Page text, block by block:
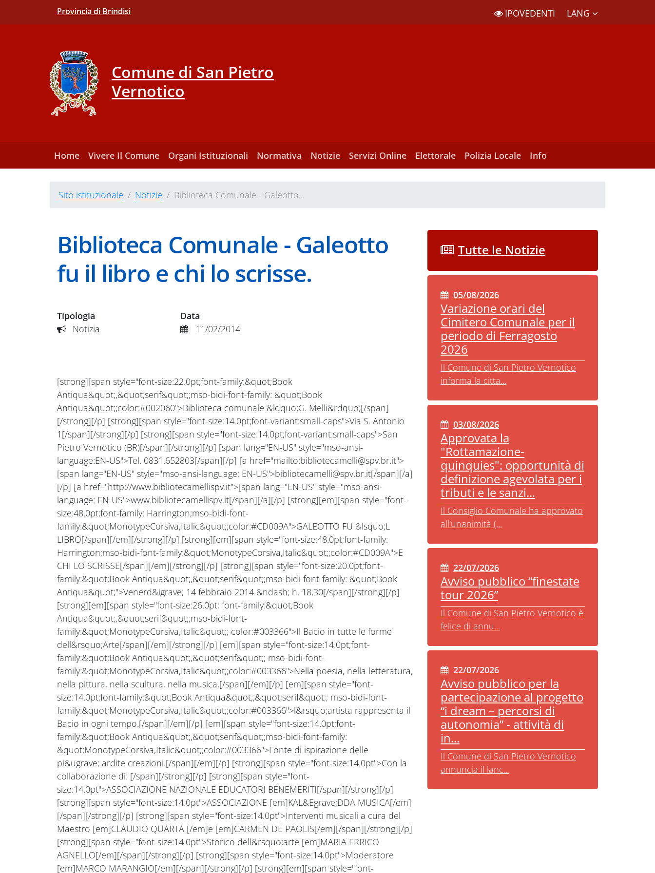
Provincia di Brindisi IPOVEDENTI LANG
Comune di San Pietro
Vernotico
Home Vivere Il Comune Organi Istituzionali Normativa Notizie Servizi Online Elettorale Polizia Locale Info
Sito istituzionale Notizie Biblioteca Comunale - Galeotto...
Biblioteca Comunale - Galeotto
fu il libro e chi lo scrisse.
Tipologia
Notizia
Data
11/02/2014
[strong][span style="font-size:22.0pt;font-family:&quot;Book
Antiqua&quot;,&quot;serif&quot;;mso-bidi-font-family: &quot;Book
Antiqua&quot;;color:#002060">Biblioteca comunale &ldquo;G. Melli&rdquo;[/span]
[/strong][/p] [strong][span style="font-size:14.0pt;font-variant:small-caps">Via S. Antonio
1[/span][/strong][/p] [strong][span style="font-size:14.0pt;font-variant:small-caps">San
Pietro Vernotico (BR)[/span][/strong][/p] [span lang="EN-US" style="mso-ansi-
language:EN-US">Tel. 0831.652803[/span][/p] [a href="mailto:bibliotecamelli@spv.br.it">
[span lang="EN-US" style="mso-ansi-language: EN-US">bibliotecamelli@spv.br.it[/span][/a]
[/p] [a href="http://www.bibliotecamellispv.it">[span lang="EN-US" style="mso-ansi-
language: EN-US">www.bibliotecamellispv.it[/span][/a][/p] [strong][em][span style="font-
size:48.0pt;font-family: Harrington;mso-bidi-font-
family:&quot;MonotypeCorsiva,Italic&quot;;color:#CD009A">GALEOTTO FU &lsquo;L
LIBRO[/span][/em][/strong][/p] [strong][em][span style="font-size:48.0pt;font-family:
Harrington;mso-bidi-font-family:&quot;MonotypeCorsiva,Italic&quot;;color:#CD009A">E
CHI LO SCRISSE[/span][/em][/strong][/p] [strong][span style="font-size:20.0pt;font-
family:&quot;Book Antiqua&quot;,&quot;serif&quot;;mso-bidi-font-family: &quot;Book
Antiqua&quot;">Venerd&igrave; 14 febbraio 2014 &ndash; h. 18,30[/span][/strong][/p]
[strong][em][span style="font-size:26.0pt; font-family:&quot;Book
Antiqua&quot;,&quot;serif&quot;;mso-bidi-font-
family:&quot;MonotypeCorsiva,Italic&quot;; color:#003366">Il Bacio in tutte le forme
dell&rsquo;Arte[/span][/em][/strong][/p] [em][span style="font-size:14.0pt;font-
family:&quot;Book Antiqua&quot;,&quot;serif&quot;; mso-bidi-font-
family:&quot;MonotypeCorsiva,Italic&quot;;color:#003366">Nella poesia, nella letteratura,
nella pittura, nella scultura, nella musica,[/span][/em][/p] [em][span style="font-
size:14.0pt;font-family:&quot;Book Antiqua&quot;,&quot;serif&quot;; mso-bidi-font-
family:&quot;MonotypeCorsiva,Italic&quot;;color:#003366">l&rsquo;artista rappresenta il
Bacio in ogni tempo.[/span][/em][/p] [em][span style="font-size:14.0pt;font-
family:&quot;Book Antiqua&quot;,&quot;serif&quot;;mso-bidi-font-family:
&quot;MonotypeCorsiva,Italic&quot;;color:#003366">Fonte di ispirazione delle
pi&ugrave; ardite creazioni.[/span][/em][/p] [strong][span style="font-size:14.0pt">Con la
collaborazione di: [/span][/strong][/p] [strong][span style="font-
size:14.0pt">ASSOCIAZIONE NAZIONALE EDUCATORI BENEMERITI[/span][/strong][/p]
[strong][span style="font-size:14.0pt">ASSOCIAZIONE [em]KAL&Egrave;DDA MUSICA[/em]
[/span][/strong][/p] [strong][span style="font-size:14.0pt">Interventi musicali a cura del
Maestro [em]CLAUDIO QUARTA [/em]e [em]CARMEN DE PAOLIS[/em][/span][/strong][/p]
[strong][span style="font-size:14.0pt">Storico dell&rsquo;arte [em]MARIA ERRICO
AGNELLO[/em][/span][/strong][/p] [strong][span style="font-size:14.0pt">Moderatore
[em]MARCO MARANGIO[/em][/span][/strong][/p] [strong][em][span style="font-
Tutte le Notizie
05/08/2026
Variazione orari del
Cimitero Comunale per il
periodo di Ferragosto
2026
Il Comune di San Pietro Vernotico
informa la citta...
03/08/2026
Approvata la
"Rottamazione-
quinquies": opportunità di
definizione agevolata per i
tributi e le sanzi...
Il Consiglio Comunale ha approvato
all'unanimità (...
22/07/2026
Avviso pubblico “finestate
tour 2026”
Il Comune di San Pietro Vernotico è
felice di annu...
22/07/2026
Avviso pubblico per la
partecipazione al progetto
“i dream – percorsi di
autonomia” - attività di
in...
Il Comune di San Pietro Vernotico
annuncia il lanc...